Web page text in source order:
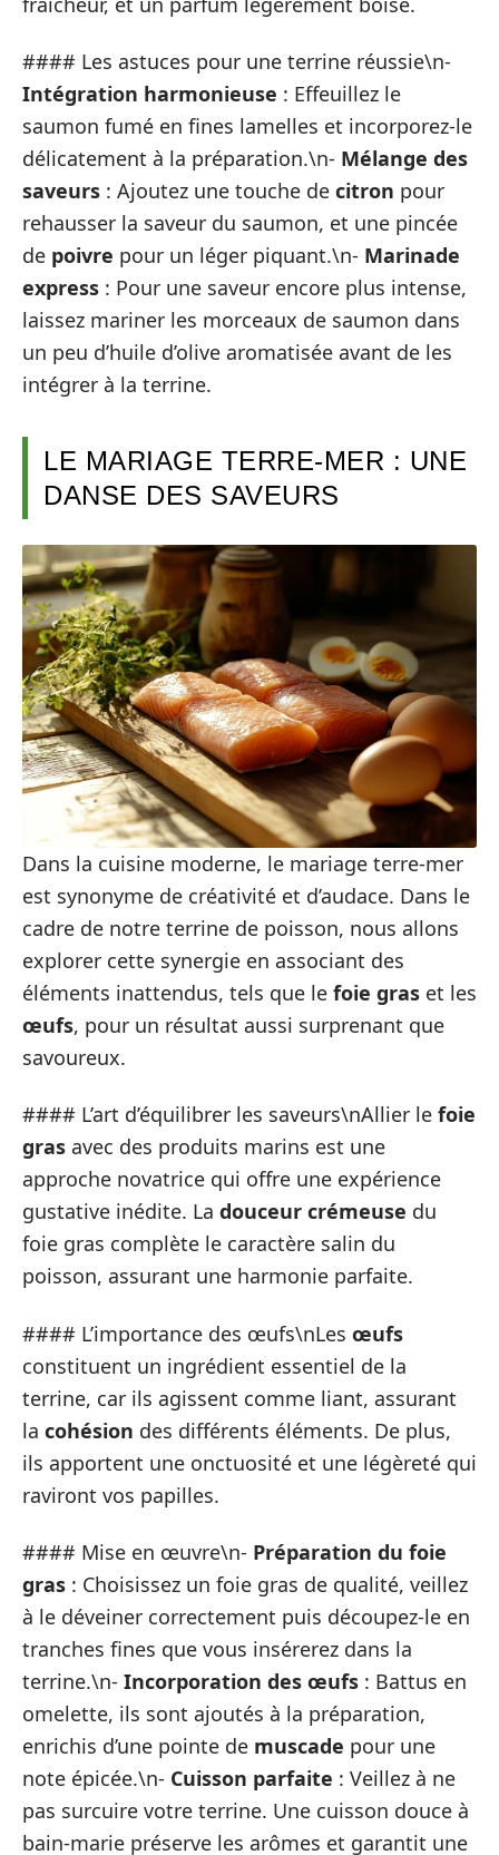
#### Les astuces pour une terrine réussie\n-
Intégration harmonieuse : Effeuillez le
saumon fumé en fines lamelles et incorporez-le
délicatement à la préparation.\n- Mélange des
saveurs : Ajoutez une touche de citron pour
rehausser la saveur du saumon, et une pincée
de poivre pour un léger piquant.\n- Marinade
express : Pour une saveur encore plus intense,
laissez mariner les morceaux de saumon dans
un peu d’huile d’olive aromatisée avant de les
intégrer à la terrine.
LE MARIAGE TERRE-MER : UNE
DANSE DES SAVEURS
Dans la cuisine moderne, le mariage terre-mer
est synonyme de créativité et d’audace. Dans le
cadre de notre terrine de poisson, nous allons
explorer cette synergie en associant des
éléments inattendus, tels que le foie gras et les
œufs, pour un résultat aussi surprenant que
savoureux.
#### L’art d’équilibrer les saveurs\nAllier le foie
gras avec des produits marins est une
approche novatrice qui offre une expérience
gustative inédite. La douceur crémeuse du
foie gras complète le caractère salin du
poisson, assurant une harmonie parfaite.
#### L’importance des œufs\nLes œufs
constituent un ingrédient essentiel de la
terrine, car ils agissent comme liant, assurant
la cohésion des différents éléments. De plus,
ils apportent une onctuosité et une légèreté qui
raviront vos papilles.
#### Mise en œuvre\n- Préparation du foie
gras : Choisissez un foie gras de qualité, veillez
à le déveiner correctement puis découpez-le en
tranches fines que vous insérerez dans la
terrine.\n- Incorporation des œufs : Battus en
omelette, ils sont ajoutés à la préparation,
enrichis d’une pointe de muscade pour une
note épicée.\n- Cuisson parfaite : Veillez à ne
pas surcuire votre terrine. Une cuisson douce à
bain-marie préserve les arômes et garantit une